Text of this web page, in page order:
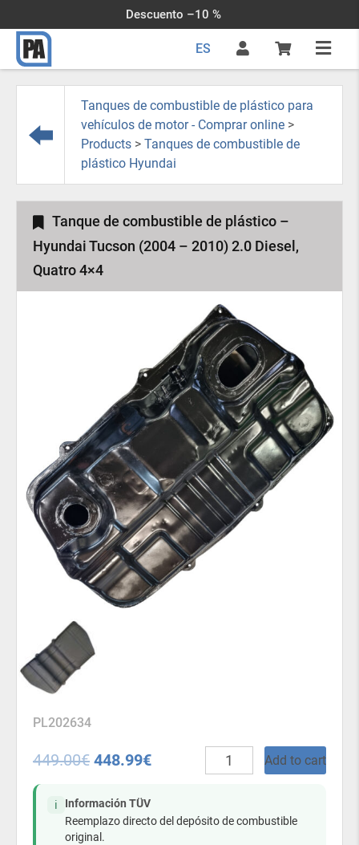
Descuento –10 %
ES
Tanques de combustible de plástico para
vehículos de motor - Comprar online >
Products > Tanques de combustible de
plástico Hyundai
Tanque de combustible de plástico –
Hyundai Tucson (2004 – 2010) 2.0 Diesel,
Quatro 4×4
PL202634
449.00€ 448.99€
Tanque
plástico
-
Add to cart
ℹ️
Información TÜV
Reemplazo directo del depósito de combustible
original.